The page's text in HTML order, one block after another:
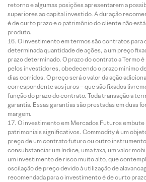
retorno e algumas posições apresentarem a
superiores ao capital investido. A duração
é de curto prazo e o patrimônio do cliente não
produto.
O investimento em termos são contratos para
determinada quantidade de ações, a um preço
prazo determinado. O prazo do contrato a Termo
pelos investidores, obedecendo o prazo mínimo
dias corridos. O preço será o valor da ação
correspondente aos juros – que são fixados
função do prazo do contrato. Toda transação a
garantia. Essas garantias são prestadas em duas
margem.
O investimento em Mercados Futuros embute
patrimoniais significativos. Commodity é um
preço de um contrato futuro ou outro
consubstanciar um índice, uma taxa, um valor
um investimento de risco muito alto, que
oscilação de preço devido à utilização de
recomendada para o investimento é de curto